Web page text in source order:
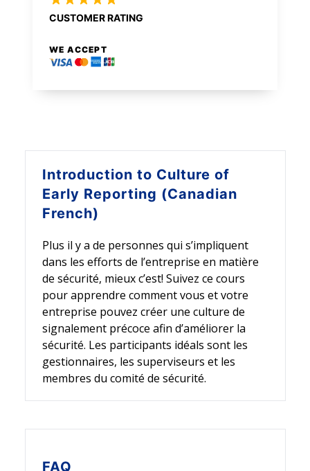
Introduction to Culture of
Early Reporting (Canadian
French)
Plus il y a de personnes qui s’impliquent
dans les efforts de l’entreprise en matière
de sécurité, mieux c’est! Suivez ce cours
pour apprendre comment vous et votre
entreprise pouvez créer une culture de
signalement précoce afin d’améliorer la
sécurité. Les participants idéals sont les
gestionnaires, les superviseurs et les
membres du comité de sécurité.
FAQ
CUSTOMER RATING
WE ACCEPT